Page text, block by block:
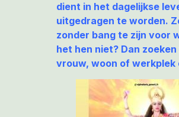
dient in het dagelijkse
uitgedragen te worden.
zonder bang te zijn voor
het hen niet? Dan
vrouw, woon of werkplek